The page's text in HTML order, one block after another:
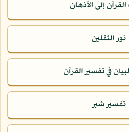
إلى الأذهان
نور الثقلين
في تفسير القرآن
تفسير شبر